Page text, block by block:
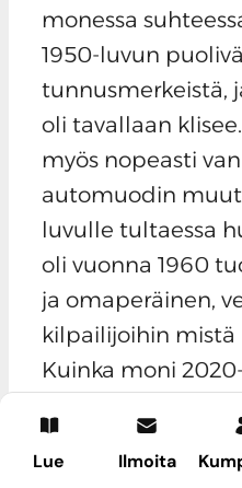
Lue Ilmoita
monessa
1950-luvun
tunnusmerkeistä,
oli tavallaan
myös nopeasti
automuodin
luvulle tultaessa
oli vuonna 1960
ja omaperäinen,
kilpailijoihin mistä
Kuinka moni
mopoonsa
siinä Aalto-